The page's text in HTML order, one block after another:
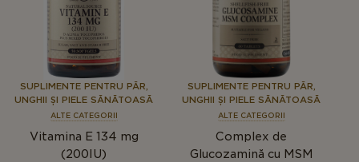
SUPLIMENTE PENTRU PĂR,
UNGHII ȘI PIELE SĂNĂTOASĂ
ALTE CATEGORII
Vitamina E 134 mg
(200IU)
SUPLIMENTE PENTRU PĂR,
UNGHII ȘI PIELE SĂNĂTOASĂ
ALTE CATEGORII
Complex de
Glucozamină cu MSM